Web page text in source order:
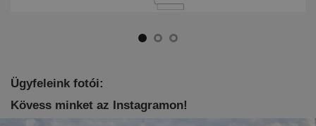
Ügyfeleink fotói:
Kövess minket az Instagramon!